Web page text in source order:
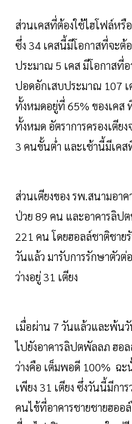
ส่วนเคสที่ต้องใช้ไฮโฟล์หรื
ซึ่ง 34 เคสนี้มีโอกาสที่จะต้
ประมาณ 5 เคส มีโอกาสที่
ปอดอักเสบประมาณ 107 เ
ทั้งหมดอยู่ที่ 65% ของเคส
ทั้งหมด อัตราการครองเตีย
3 คนขั้นต่ำ และเช้านี้มีเคส
ส่วนเตียงของ รพ.สนามอา
ป่วย 89 คน และอาคารลิป
221 คน โดยฮอลล์ชาติชา
วันแล้ว มารับการรักษาตัวต่
ว่างอยู่ 31 เตียง
เมื่อผ่าน 7 วันแล้วและพ้น
ไปยังอาคารลิปตพัลลภ ฮอ
ว่างคือ เต็มพอดี 100% ฉะ
เพียง 31 เตียง ซึ่งวันนี้มีกา
คนไข้ที่อาคารชายชายฮออ